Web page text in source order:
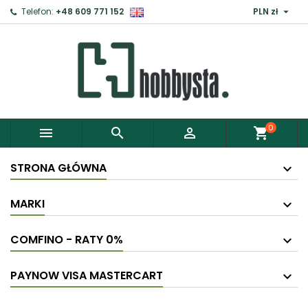
Telefon: +48 609 771 152 PLN zł 
   shopping_cart0
STRONA GŁÓWNA
MARKI
COMFINO - RATY 0%
PAYNOW VISA MASTERCART